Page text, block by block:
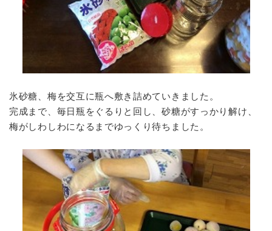
氷砂糖、梅を交互に瓶へ敷き詰めていきました。
完成まで、毎日瓶をぐるりと回し、砂糖がすっかり解け、
梅がしわしわになるまでゆっくり待ちました。